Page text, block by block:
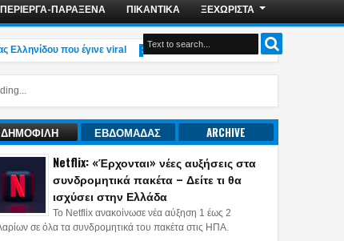
ΠΕΡΙΕΡΓΑ-ΠΑΡΑΞΕΝΑ ΠΙΚΑΝΤΙΚΑ ΞΕΧΩΡΙΣΤΑ
που έγινε viral 3:49 PM Αδιανόητο: Η υπουργός Οικογένειας
ΔΗΜΟΦΙΛΗ ΕΒΔΟΜΑΔΑΣ ARCHIVE
Netflix: «Έρχονται» νέες αυξήσεις στα
συνδρομητικά πακέτα – Δείτε τι θα
ισχύσει στην Ελλάδα
Το Netflix ανακοίνωσε νέα αύξηση 1 έως 2
σε όλα τα συνδρομητικά του πακέτα στις ΗΠΑ.